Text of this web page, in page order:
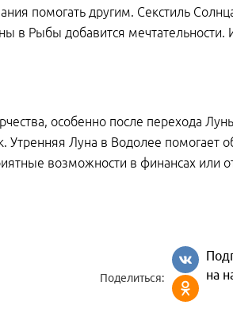
помогать другим. Секстиль
Рыбы добавится мечтательности.
особенно после перехода
Утренняя Луна в Водолее помогает
возможности в финансах или
Поделиться:
на